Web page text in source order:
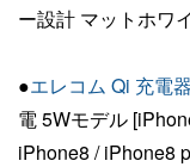
ー設計 マットホワ
●エレコム Qi 充電
電 5Wモデル
iPhone8 / iPhone8